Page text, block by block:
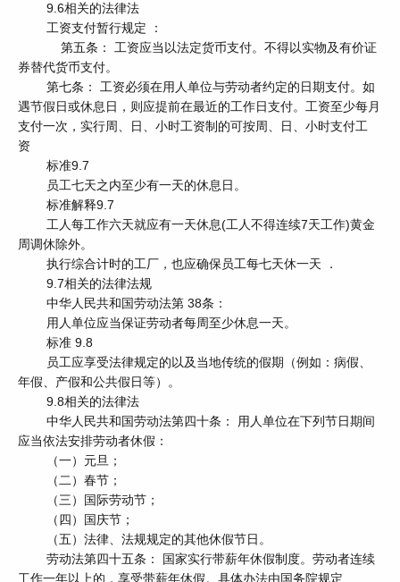
9.6相关的法律法
工资支付暂行规定 ：
第五条： 工资应当以法定货币支付。不得以实物及有价证
券替代货币支付。
第七条： 工资必须在用人单位与劳动者约定的日期支付。如
遇节假日或休息日，则应提前在最近的工作日支付。工资至少每月
支付一次，实行周、日、小时工资制的可按周、日、小时支付工
资
标准9.7
员工七天之内至少有一天的休息日。
标准解释9.7
工人每工作六天就应有一天休息(工人不得连续7天工作)黄金
周调休除外。
执行综合计时的工厂，也应确保员工每七天休一天 ．
9.7相关的法律法规
中华人民共和国劳动法第 38条：
用人单位应当保证劳动者每周至少休息一天。
标准 9.8
员工应享受法律规定的以及当地传统的假期（例如：病假、
年假、产假和公共假日等）。
9.8相关的法律法
中华人民共和国劳动法第四十条： 用人单位在下列节日期间
应当依法安排劳动者休假：
（一）元旦；
（二）春节；
（三）国际劳动节；
（四）国庆节；
（五）法律、法规规定的其他休假节日。
劳动法第四十五条： 国家实行带薪年休假制度。劳动者连续
工作一年以上的，享受带薪年休假。具体办法由国务院规定